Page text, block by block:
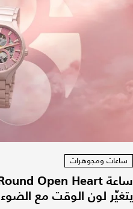
ساعات ومجوهرات
يتغيّر لون الوقت مع الضوء